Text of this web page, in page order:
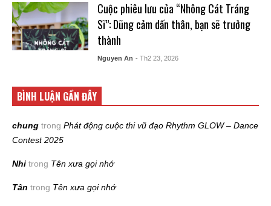
Cuộc phiêu lưu của “Nhông Cát Tráng
Sĩ”: Dũng cảm dấn thân, bạn sẽ trưởng
thành
Nguyen An - Th2 23, 2026
BÌNH LUẬN GẦN ĐÂY
chung trong Phát động cuộc thi vũ đạo Rhythm GLOW – Dance
Contest 2025
Nhi trong Tên xưa gọi nhớ
Tân trong Tên xưa gọi nhớ